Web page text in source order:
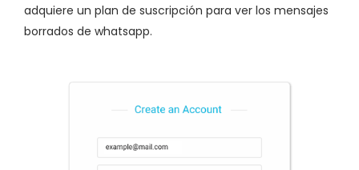
adquiere un plan de suscripción para ver los mensajes
borrados de whatsapp.